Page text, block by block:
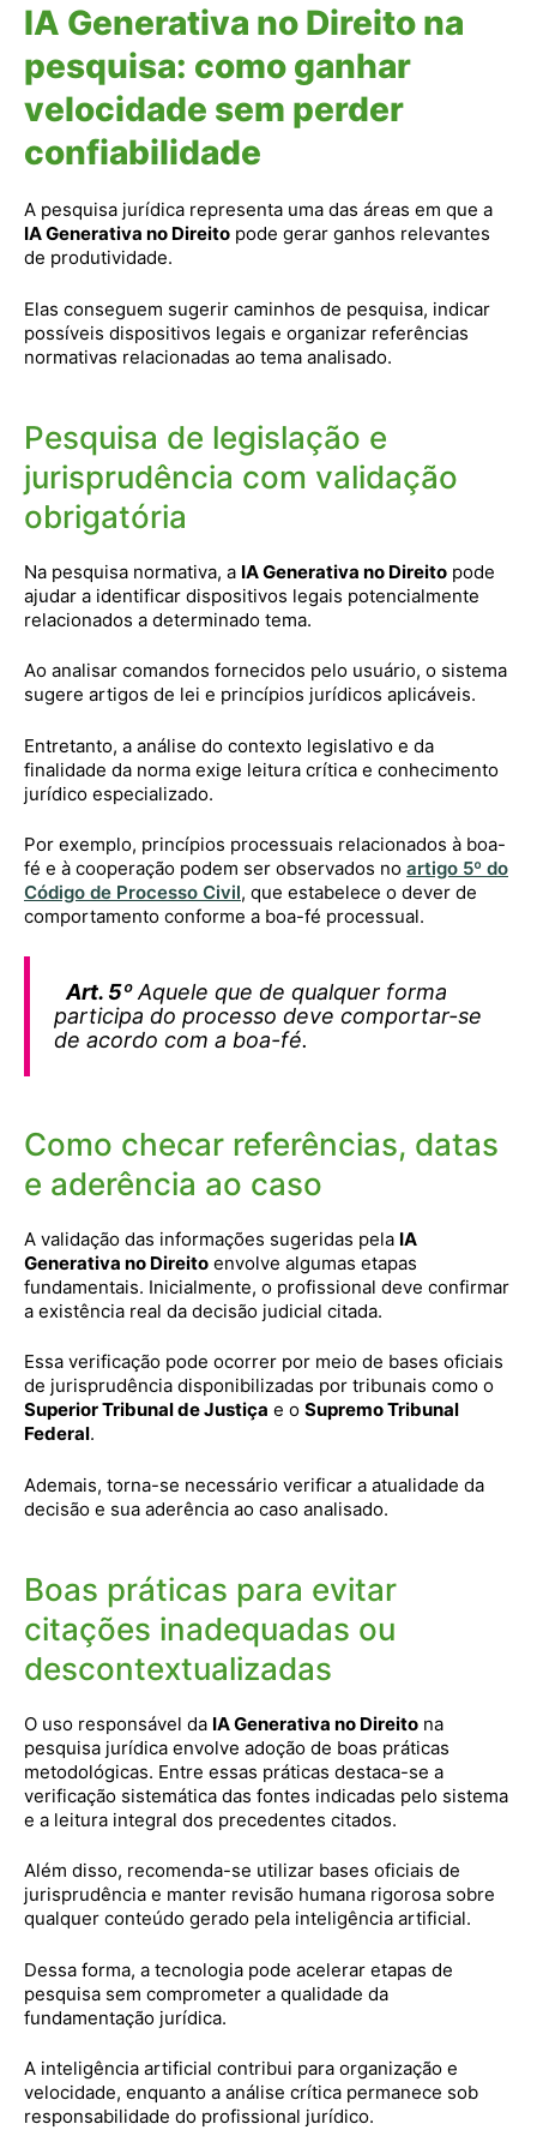
IA Generativa no Direito na
pesquisa: como ganhar
velocidade sem perder
confiabilidade
A pesquisa jurídica representa uma das áreas em que a
IA Generativa no Direito pode gerar ganhos relevantes
de produtividade.
Elas conseguem sugerir caminhos de pesquisa, indicar
possíveis dispositivos legais e organizar referências
normativas relacionadas ao tema analisado.
Pesquisa de legislação e
jurisprudência com validação
obrigatória
Na pesquisa normativa, a IA Generativa no Direito pode
ajudar a identificar dispositivos legais potencialmente
relacionados a determinado tema.
Ao analisar comandos fornecidos pelo usuário, o sistema
sugere artigos de lei e princípios jurídicos aplicáveis.
Entretanto, a análise do contexto legislativo e da
finalidade da norma exige leitura crítica e conhecimento
jurídico especializado.
Por exemplo, princípios processuais relacionados à boa-
fé e à cooperação podem ser observados no artigo 5º do
Código de Processo Civil, que estabelece o dever de
comportamento conforme a boa-fé processual.
Art. 5ºAquele que de qualquer forma
participa do processo deve comportar-se
de acordo com a boa-fé.
Como checar referências, datas
e aderência ao caso
A validação das informações sugeridas pela IA
Generativa no Direito envolve algumas etapas
fundamentais. Inicialmente, o profissional deve confirmar
a existência real da decisão judicial citada.
Essa verificação pode ocorrer por meio de bases oficiais
de jurisprudência disponibilizadas por tribunais como o
Superior Tribunal de Justiça e o Supremo Tribunal
Federal.
Ademais, torna-se necessário verificar a atualidade da
decisão e sua aderência ao caso analisado.
Boas práticas para evitar
citações inadequadas ou
descontextualizadas
O uso responsável da IA Generativa no Direito na
pesquisa jurídica envolve adoção de boas práticas
metodológicas. Entre essas práticas destaca-se a
verificação sistemática das fontes indicadas pelo sistema
e a leitura integral dos precedentes citados.
Além disso, recomenda-se utilizar bases oficiais de
jurisprudência e manter revisão humana rigorosa sobre
qualquer conteúdo gerado pela inteligência artificial.
Dessa forma, a tecnologia pode acelerar etapas de
pesquisa sem comprometer a qualidade da
fundamentação jurídica.
A inteligência artificial contribui para organização e
velocidade, enquanto a análise crítica permanece sob
responsabilidade do profissional jurídico.